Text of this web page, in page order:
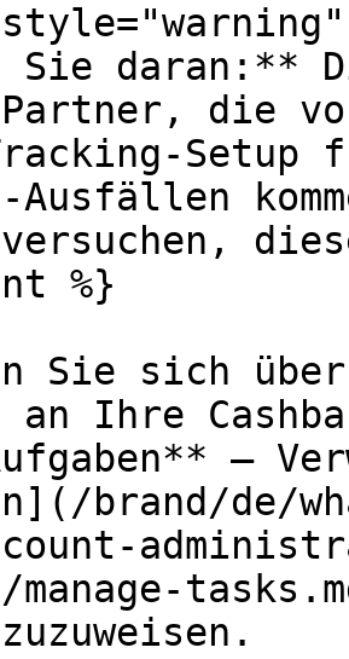
Sie daran:**
die
Setup
Ausfällen
%}
Sie sich
an Ihre
brand/de/